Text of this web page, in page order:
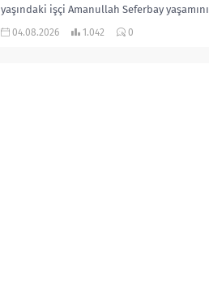
yaşındaki işçi Amanullah Seferbay yaşamını
yitirdi. Olayla ilgili...
04.08.2026 1.042 0